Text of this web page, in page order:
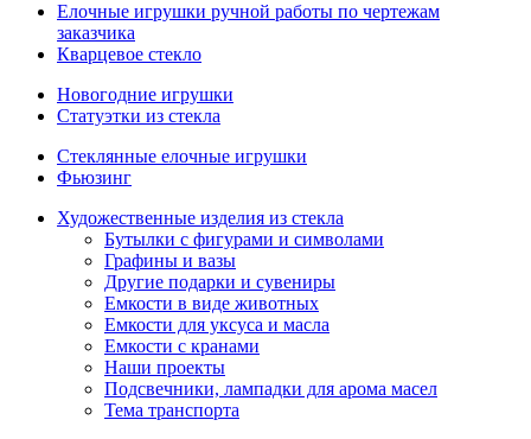
Елочные игрушки ручной работы по чертежам
заказчика
Кварцевое стекло
Новогодние игрушки
Статуэтки из стекла
Стеклянные елочные игрушки
Фьюзинг
Художественные изделия из стекла
Бутылки с фигурами и символами
Графины и вазы
Другие подарки и сувениры
Емкости в виде животных
Емкости для уксуса и масла
Емкости с кранами
Наши проекты
Подсвечники, лампадки для арома масел
Тема транспорта